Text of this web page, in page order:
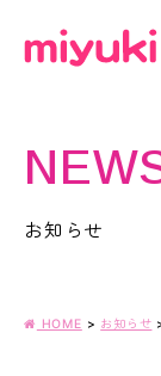
お知らせ
HOME > お知らせ